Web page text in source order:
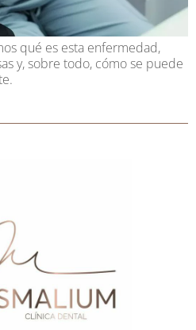
qué es esta enfermedad,
y, sobre todo, cómo se puede